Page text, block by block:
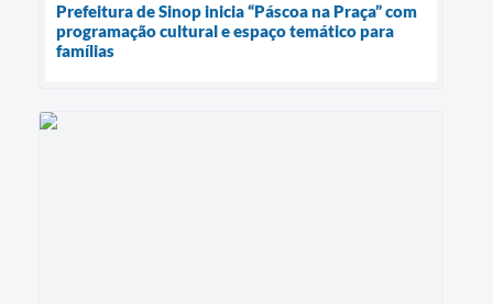
Prefeitura de Sinop inicia “Páscoa na Praça” com
programação cultural e espaço temático para
famílias